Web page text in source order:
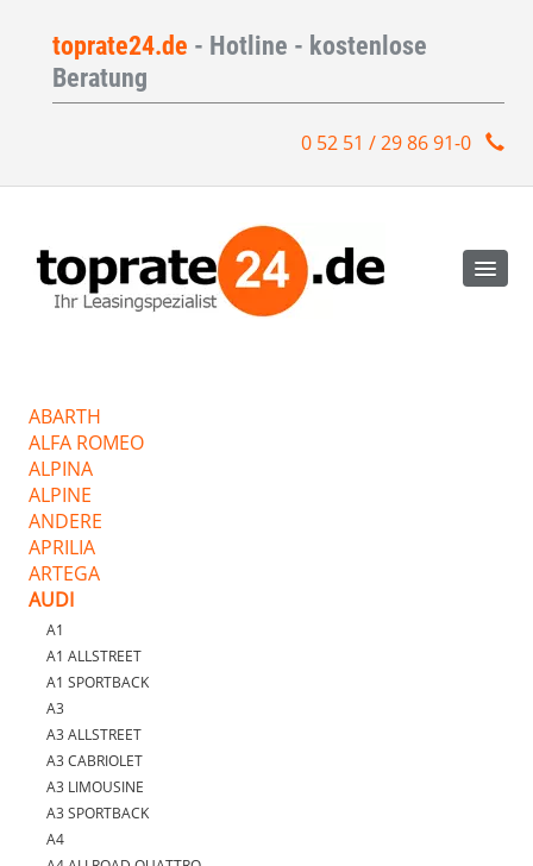
toprate24.de - Hotline - kostenlose
Beratung
0 52 51 / 29 86 91-0
ABARTH
ALFA ROMEO
ALPINA
ALPINE
ANDERE
APRILIA
ARTEGA
AUDI
A1
A1 ALLSTREET
A1 SPORTBACK
A3
A3 ALLSTREET
A3 CABRIOLET
A3 LIMOUSINE
A3 SPORTBACK
A4